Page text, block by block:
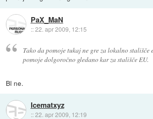
PaX_MaN
::22. apr 2009, 12:15
Tako da pomoje tukaj ne gre za lokalno stališče
pomoje dolgoročno gledano kar za stališče EU.
Bl ne.
Icematxyz
::22. apr 2009, 12:19